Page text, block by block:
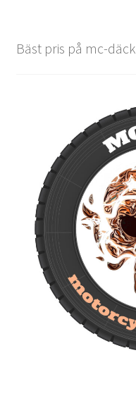
Bäst pris på mc-däck